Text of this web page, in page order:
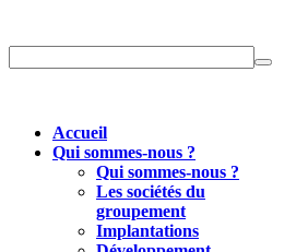
Accueil
Qui sommes-nous ?
Qui sommes-nous ?
Les sociétés du
groupement
Implantations